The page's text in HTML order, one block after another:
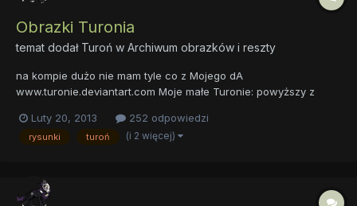
Obrazki Turonia
temat dodał Turoń w Archiwum obrazków i reszty
na kompie dużo nie mam tyle co z Mojego dA
www.turonie.deviantart.com Moje małe Turonie: powyższy z
Ksiądz. Ogólnie lubię Księży, a i Turonie też
Luty 20, 2013 252 odpowiedzi
rysunki turoń (i 2 więcej)